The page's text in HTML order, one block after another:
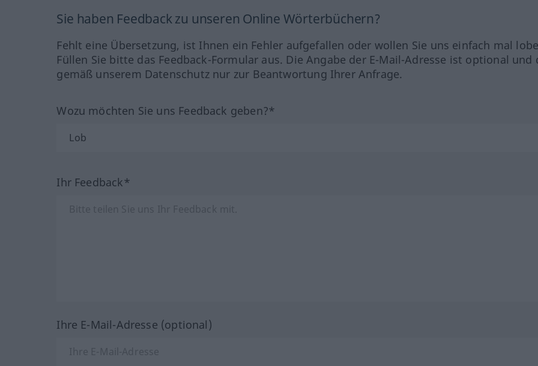
Sie haben Feedback zu unseren Online Wörterbüchern?
Fehlt eine Übersetzung, ist Ihnen ein Fehler aufgefallen oder wollen Sie uns einfach mal
Füllen Sie bitte das Feedback-Formular aus. Die Angabe der E-Mail-Adresse ist optional und
gemäß unserem Datenschutz nur zur Beantwortung Ihrer Anfrage.
Wozu möchten Sie uns Feedback geben?*
Ihr Feedback*
Ihre E-Mail-Adresse (optional)